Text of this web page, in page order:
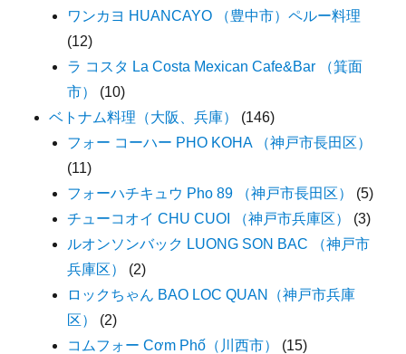
ワンカヨ HUANCAYO （豊中市）ペルー料理
(12)
ラ コスタ La Costa Mexican Cafe&Bar （箕面
市）
(10)
ベトナム料理（大阪、兵庫）
(146)
フォー コーハー PHO KOHA （神戸市長田区）
(11)
フォーハチキュウ Pho 89 （神戸市長田区）
(5)
チューコオイ CHU CUOI （神戸市兵庫区）
(3)
ルオンソンバック LUONG SON BAC （神戸市
兵庫区）
(2)
ロックちゃん BAO LOC QUAN（神戸市兵庫
区）
(2)
コムフォー Cơm Phố（川西市）
(15)